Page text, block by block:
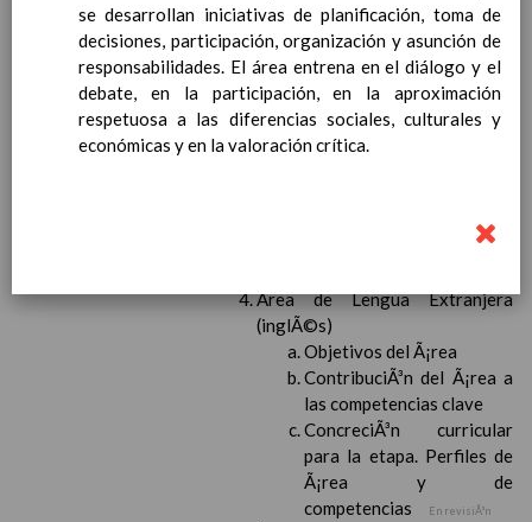
para la etapa. Perfiles de
Ã¡rea y de
competencias
En revisiÃ³n
Ãrea de MatemÃ¡ticas
Objetivos del Ã¡rea
ContribuciÃ³n del Ã¡rea a
para la etapa. Perfiles de
Ã¡rea y de
Ãrea de Lengua Extranjera
(inglÃ©s)
Objetivos del Ã¡rea
ContribuciÃ³n del Ã¡rea a
las competencias clave
ConcreciÃ³n curricular
para la etapa. Perfiles de
Ã¡rea y de
competencias
En revisiÃ³n
se desarrollan iniciativas de planificación, toma de
decisiones, participación, organización y asunción de
responsabilidades. El área entrena en el diálogo y el
debate, en la participación, en la aproximación
respetuosa a las diferencias sociales, culturales y
económicas y en la valoración crítica.